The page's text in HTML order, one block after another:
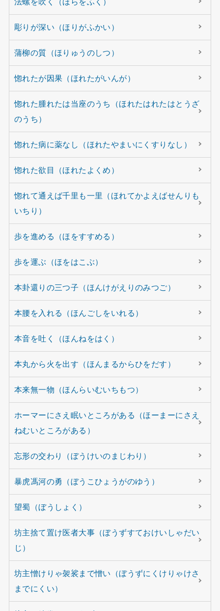
彫りが深い（ほりがふかい）
蒲柳の質（ほりゅうのしつ）
惚れたが因果（ほれたがいんが）
惚れた腫れたは当座のうち（ほれたはれたはとうざ
のうち）
惚れた病に薬なし（ほれたやまいにくすりなし）
惚れた欲目（ほれたよくめ）
惚れて通えば千里も一里（ほれてかよえばせんりも
いちり）
歩を進める（ほをすすめる）
歩を運ぶ（ほをはこぶ）
本卦還りの三つ子（ほんけがえりのみつご）
本腰を入れる（ほんごしをいれる）
本音を吐く（ほんねをはく）
本丸から火を出す（ほんまるからひをだす）
本来無一物（ほんらいむいちもつ）
ホーマーにさえ眠いところがある（ほーまーにさえ
ねむいところがある）
忘形の交わり（ぼうけいのまじわり）
暴虎馮河の勇（ぼうこひょうがのゆう）
望蜀（ぼうしょく）
坊主捨て置け医者大事（ぼうずすておけいしゃだい
じ）
坊主憎けりゃ袈裟まで憎い（ぼうずにくけりゃけさ
までにくい）